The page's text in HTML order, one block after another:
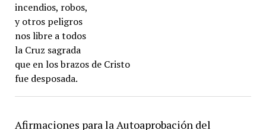
incendios, robos,
y otros peligros
nos libre a todos
la Cruz sagrada
que en los brazos de Cristo
fue desposada.
Afirmaciones para la Autoaprobación del